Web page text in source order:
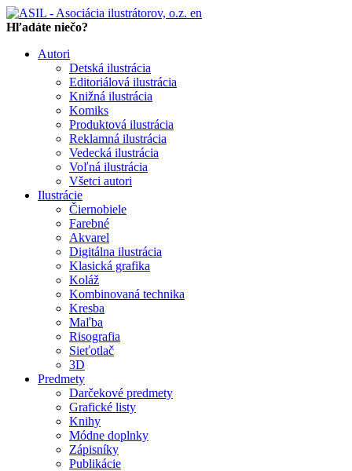
en
Hľadáte niečo?
Autori
Detská ilustrácia
Editoriálová ilustrácia
Knižná ilustrácia
Komiks
Produktová ilustrácia
Reklamná ilustrácia
Vedecká ilustrácia
Voľná ilustrácia
Všetci autori
Ilustrácie
Čiernobiele
Farebné
Akvarel
Digitálna ilustrácia
Klasická grafika
Koláž
Kombinovaná technika
Kresba
Maľba
Risografia
Sieťotlač
3D
Predmety
Darčekové predmety
Grafické listy
Knihy
Módne doplnky
Zápisníky
Publikácie